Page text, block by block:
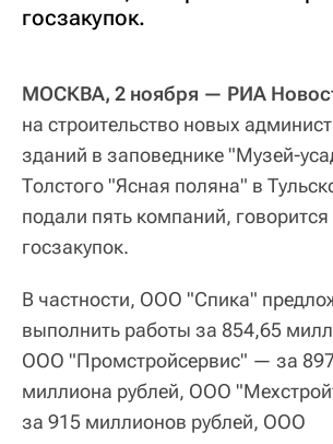
госзакупок.
МОСКВА, 2 ноября — РИА
на строительство новых
зданий в заповеднике "Музей-
Толстого "Ясная поляна" в
подали пять компаний,
госзакупок.
В частности, ООО "Спика"
выполнить работы за 854,65
ООО "Промстройсервис" — за
миллиона рублей, ООО
за 915 миллионов рублей, ООО